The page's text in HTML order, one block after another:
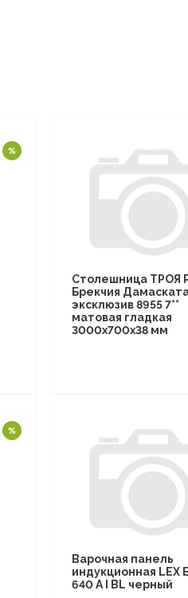
Столешница ТРОЯ
Брекчия
эксклюзив 8955 7**
матовая гладкая
3000х700х38 мм
Варочная панель
индукционная LEX
640 A I BL черный